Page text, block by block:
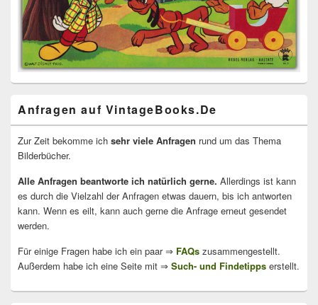
Anfragen auf VintageBooks.De
Zur Zeit bekomme ich sehr viele Anfragen rund um das Thema
Bilderbücher.
Alle Anfragen beantworte ich natürlich gerne. Allerdings ist kann
es durch die Vielzahl der Anfragen etwas dauern, bis ich antworten
kann. Wenn es eilt, kann auch gerne die Anfrage erneut gesendet
werden.
Für einige Fragen habe ich ein paar ⇒ FAQs zusammengestellt.
Außerdem habe ich eine Seite mit ⇒ Such- und Findetipps erstellt.